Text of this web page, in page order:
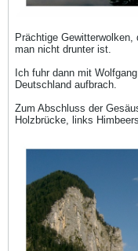
Prächtige
man nicht drunter ist.
Ich fuhr dann mit
Deutschland aufbrach.
Zum Abschluss der
Holzbrücke, links